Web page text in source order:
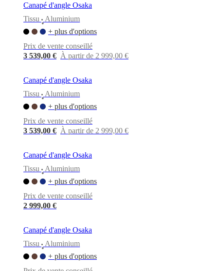
Canapé d'angle Osaka
Tissu
•
Aluminium
+ plus d'options
Prix de vente conseillé
3 539,00 € À partir de 2 999,00 €
Canapé d'angle Osaka
Tissu
•
Aluminium
+ plus d'options
Prix de vente conseillé
3 539,00 € À partir de 2 999,00 €
Canapé d'angle Osaka
Tissu
•
Aluminium
+ plus d'options
Prix de vente conseillé
2 999,00 €
Canapé d'angle Osaka
Tissu
•
Aluminium
+ plus d'options